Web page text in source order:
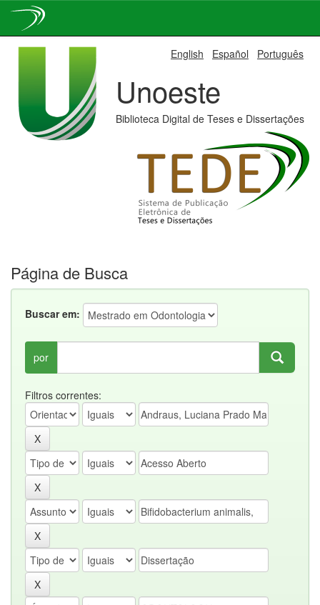
English Español Português
Unoeste
Biblioteca Digital de Teses e Dissertações
Página de Busca
Buscar em:
por
Filtros correntes: